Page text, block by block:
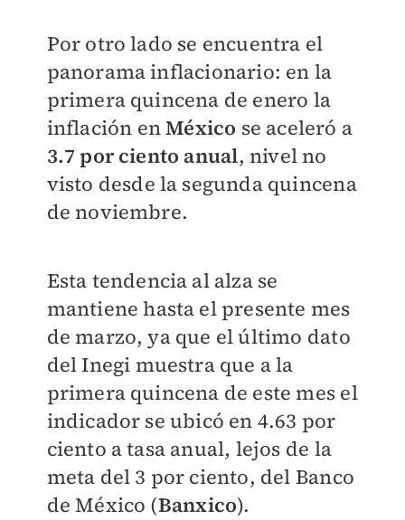
Por otro lado se encuentra el
panorama inflacionario: en la
primera quincena de enero la
inflación enMéxico se aceleró a
3.7 por ciento anual, nivel no
visto desde la segunda quincena
de noviembre.
Esta tendencia al alza se
mantiene hasta el presente mes
de marzo, ya que el último dato
del Inegi muestra que a la
primera quincena de este mes el
indicador se ubicó en 4.63 por
ciento a tasa anual, lejos de la
meta del 3 por ciento, del Banco
de México (Banxico).